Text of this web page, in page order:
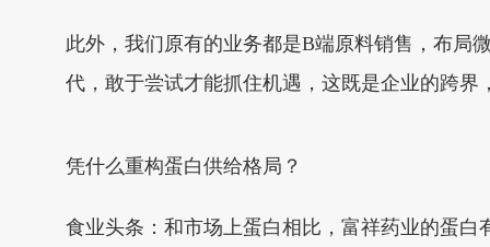
此外，我们原有的业务都是B端原料销售，布局
代，敢于尝试才能抓住机遇，这既是企业的跨界
凭什么重构蛋白供给格局？
食业头条：和市场上蛋白相比，富祥药业的蛋白